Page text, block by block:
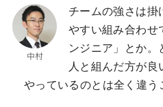
チームの強さは掛
やすい組み合わせ
ンジニア」とか。
人と組んだ方が
やっているのとは全く違う